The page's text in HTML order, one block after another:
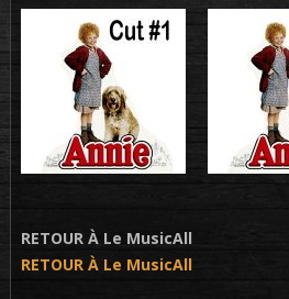
RETOUR À Le MusicAll
RETOUR À Le MusicAll